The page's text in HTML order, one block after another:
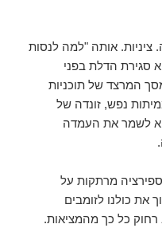
ציניות. אותה "למה לנסות
סגירת הדלת בפני
המרצד של תוכניות
נפש, זונדה של
לשמר את העמדה
מרתקות על
את כולנו לזומבים
רחוק כל כך מהמציאות.